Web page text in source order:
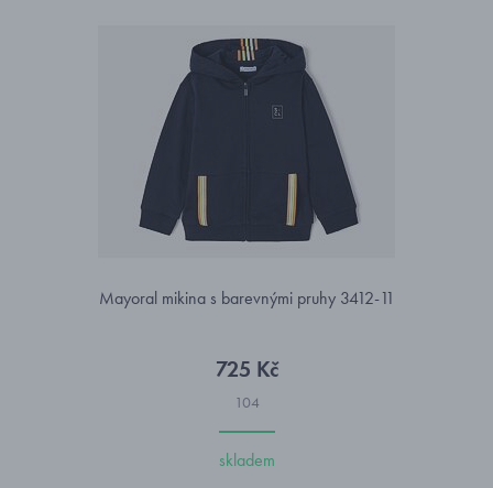
Mayoral mikina s barevnými pruhy 3412-11
725 Kč
104
skladem